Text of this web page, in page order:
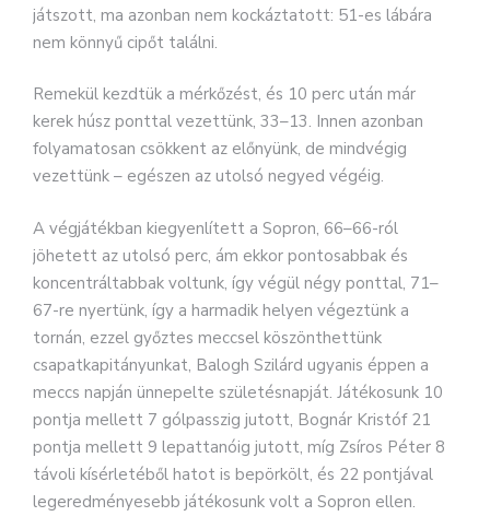
játszott, ma azonban nem kockáztatott: 51-es lábára
nem könnyű cipőt találni.
Remekül kezdtük a mérkőzést, és 10 perc után már
kerek húsz ponttal vezettünk, 33–13. Innen azonban
folyamatosan csökkent az előnyünk, de mindvégig
vezettünk – egészen az utolsó negyed végéig.
A végjátékban kiegyenlített a Sopron, 66–66-ról
jöhetett az utolsó perc, ám ekkor pontosabbak és
koncentráltabbak voltunk, így végül négy ponttal, 71–
67-re nyertünk, így a harmadik helyen végeztünk a
tornán, ezzel győztes meccsel köszönthettünk
csapatkapitányunkat, Balogh Szilárd ugyanis éppen a
meccs napján ünnepelte születésnapját. Játékosunk 10
pontja mellett 7 gólpasszig jutott, Bognár Kristóf 21
pontja mellett 9 lepattanóig jutott, míg Zsíros Péter 8
távoli kísérletéből hatot is bepörkölt, és 22 pontjával
legeredményesebb játékosunk volt a Sopron ellen.